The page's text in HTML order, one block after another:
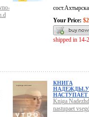
Your Price:
shipped in 14-
КНИГА
НАСТУПАЕТ
Kniga
nastupaet